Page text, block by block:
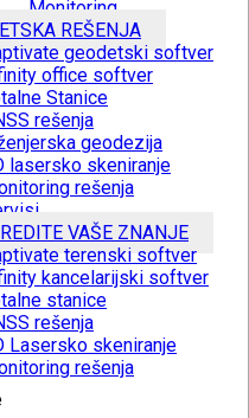
Monitoring
REŠENJA
geodetski softver
office softver
Stanice
rešenja
geodezija
lasersko skeniranje
rešenja
VAŠE ZNANJE
terenski softver
kancelarijski softver
stanice
rešenja
Lasersko skeniranje
rešenja